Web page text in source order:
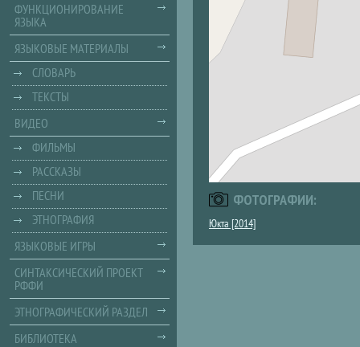
ФОТОГРАФИИ:
Юкта [2014]
ФУНКЦИОНИРОВАНИЕ
ЯЗЫКА
ЯЗЫКОВЫЕ МАТЕРИАЛЫ
СЛОВАРЬ
ТЕКСТЫ
ВИДЕО
ФИЛЬМЫ
РАССКАЗЫ
ПЕСНИ
ЭТНОГРАФИЯ
ЯЗЫКОВЫЕ ИГРЫ
СИНТАКСИЧЕСКИЙ ПРОЕКТ
РФФИ
ЭТНОГРАФИЧЕСКИЙ РАЗДЕЛ
БИБЛИОТЕКА